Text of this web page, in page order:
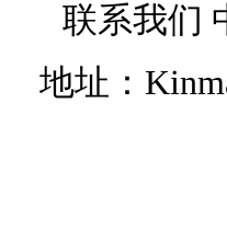
联系我们
地址：